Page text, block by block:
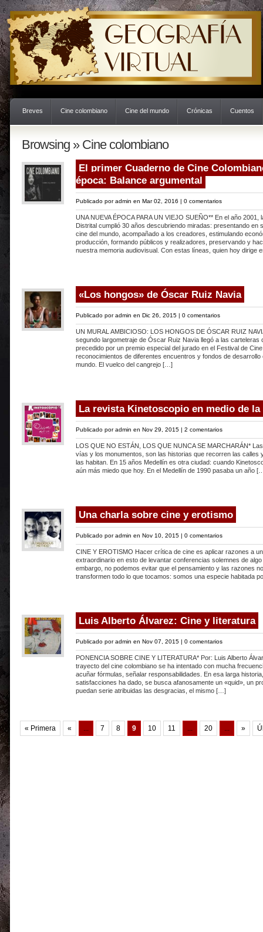
Breves Cine colombiano Cine del mundo Crónicas Cuentos
Browsing » Cine colombiano
El primer Cuaderno de Cine
época: Balance argumental
Publicado poradmin en Mar 02, 2016 | 0 comentarios
UNA NUEVA ÉPOCA PARA UN VIEJO SUEÑO** En el año 2001,
Distrital cumplió 30 años descubriendo miradas: presentando en
cine del mundo, acompañado a los creadores, estimulando
producción, formando públicos y realizadores, preservando y
nuestra memoria audiovisual. Con estas líneas, quien hoy dirige
«Los hongos» de Óscar Ruiz Navia
Publicado poradmin en Dic 26, 2015 | 0 comentarios
UN MURAL AMBICIOSO: LOS HONGOS DE ÓSCAR RUIZ
segundo largometraje de Óscar Ruiz Navia llegó a las carteleras
precedido por un premio especial del jurado en el Festival de
reconocimientos de diferentes encuentros y fondos de desarrollo
mundo. El vuelco del cangrejo […]
La revista Kinetoscopio en medio de la
Publicado poradmin en Nov 29, 2015 | 2 comentarios
LOS QUE NO ESTÁN, LOS QUE NUNCA SE MARCHARÁN*
vías y los monumentos, son las historias que recorren las calles
las habitan. En 15 años Medellín es otra ciudad: cuando
aún más miedo que hoy. En el Medellín de 1990 pasaba un año
Una charla sobre cine y erotismo
Publicado poradmin en Nov 10, 2015 | 0 comentarios
CINE Y EROTISMO Hacer crítica de cine es aplicar razones a
extraordinario en esto de levantar conferencias solemnes de
embargo, no podemos evitar que el pensamiento y las razones
transformen todo lo que tocamos: somos una especie habitada
Luis Alberto Álvarez: Cine y literatura
Publicado poradmin en Nov 07, 2015 | 0 comentarios
PONENCIA SOBRE CINE Y LITERATURA* Por: Luis Alberto
trayecto del cine colombiano se ha intentado con mucha
acuñar fórmulas, señalar responsabilidades. En esa larga
satisfacciones ha dado, se busca afanosamente un «quid», un
puedan serie atribuidas las desgracias, el mismo […]
« Primera « ... 7 8 9 10 11 ... 20 ... »